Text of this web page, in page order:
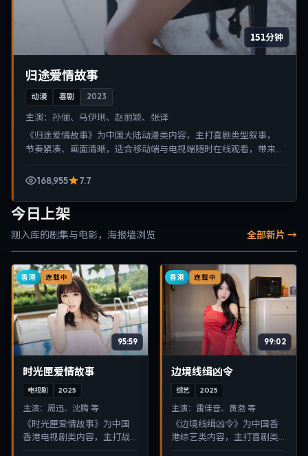
151分钟
归途爱情故事
动漫 喜剧 2023
主演： 孙俪、马伊琍、赵丽颖、张译
《归途爱情故事》为中国大陆动漫类内容，主打喜剧类型叙事，
节奏紧凑、画面清晰，适合移动端与电视端随时在线观看，带来
168,955
7.7
今日上架
刚入库的剧集与电影，海报墙浏览 全部新片 →
香港 连载中
95:59
时光匣爱情故事
电视剧 2025
主演： 周迅、沈腾 等
《时光匣爱情故事》为中国
香港电视剧类内容，主打战
香港 连载中
99:02
边境线缉凶令
综艺 2025
主演： 雷佳音、黄渤 等
《边境线缉凶令》为中国香
港综艺类内容，主打喜剧类